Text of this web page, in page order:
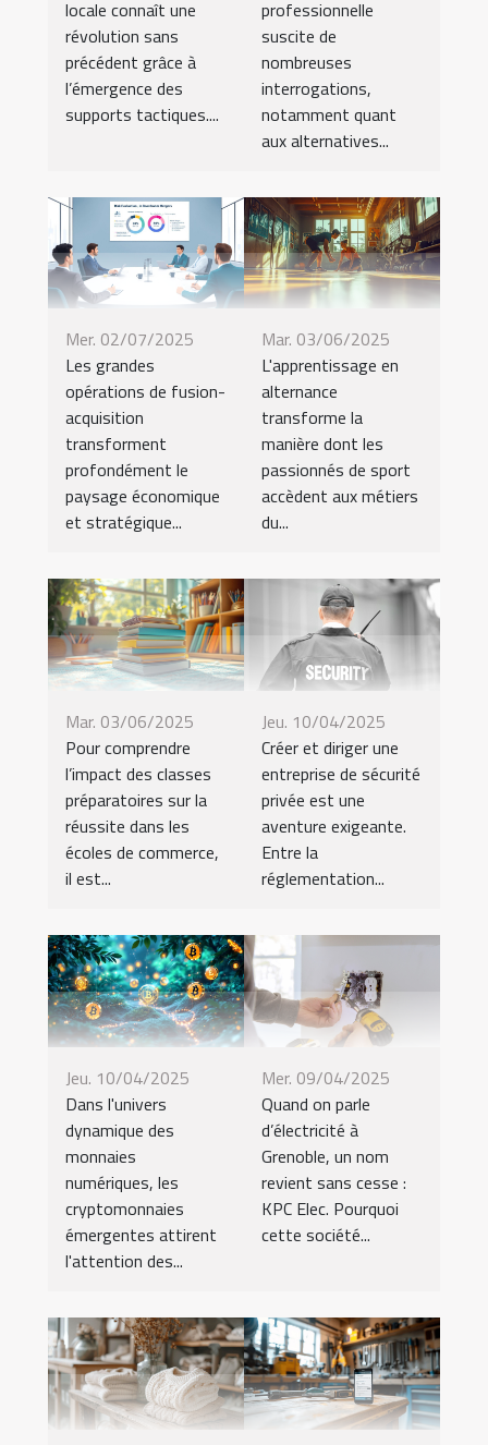
locale connaît une
révolution sans
précédent grâce à
l’émergence des
supports tactiques....
professionnelle
suscite de
nombreuses
interrogations,
notamment quant
aux alternatives...
Mer. 02/07/2025
Les grandes
opérations de fusion-
acquisition
transforment
profondément le
paysage économique
et stratégique...
Mar. 03/06/2025
L'apprentissage en
alternance
transforme la
manière dont les
passionnés de sport
accèdent aux métiers
du...
Mar. 03/06/2025
Pour comprendre
l’impact des classes
préparatoires sur la
réussite dans les
écoles de commerce,
il est...
Jeu. 10/04/2025
Créer et diriger une
entreprise de sécurité
privée est une
aventure exigeante.
Entre la
réglementation...
Jeu. 10/04/2025
Dans l'univers
dynamique des
monnaies
numériques, les
cryptomonnaies
émergentes attirent
l'attention des...
Mer. 09/04/2025
Quand on parle
d’électricité à
Grenoble, un nom
revient sans cesse :
KPC Elec. Pourquoi
cette société...